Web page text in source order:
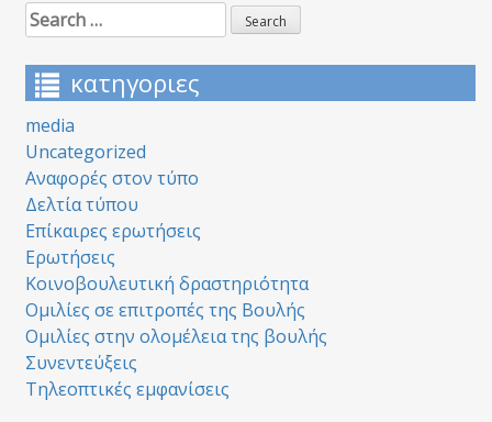
Search
for:
κατηγοριες
media
Uncategorized
Αναφορές στον τύπο
Δελτία τύπου
Επίκαιρες ερωτήσεις
Ερωτήσεις
Κοινοβουλευτική δραστηριότητα
Ομιλίες σε επιτροπές της Βουλής
Ομιλίες στην ολομέλεια της βουλής
Συνεντεύξεις
Τηλεοπτικές εμφανίσεις